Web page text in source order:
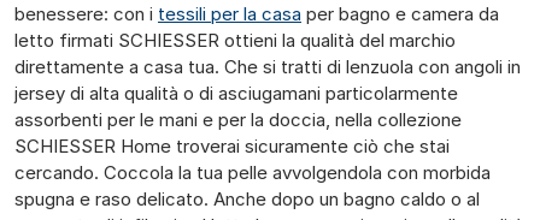
benessere: con i tessili per la casa per bagno e camera da
letto firmati SCHIESSER ottieni la qualità del marchio
direttamente a casa tua. Che si tratti di lenzuola con angoli in
jersey di alta qualità o di asciugamani particolarmente
assorbenti per le mani e per la doccia, nella collezione
SCHIESSER Home troverai sicuramente ciò che stai
cercando. Coccola la tua pelle avvolgendola con morbida
spugna e raso delicato. Anche dopo un bagno caldo o al